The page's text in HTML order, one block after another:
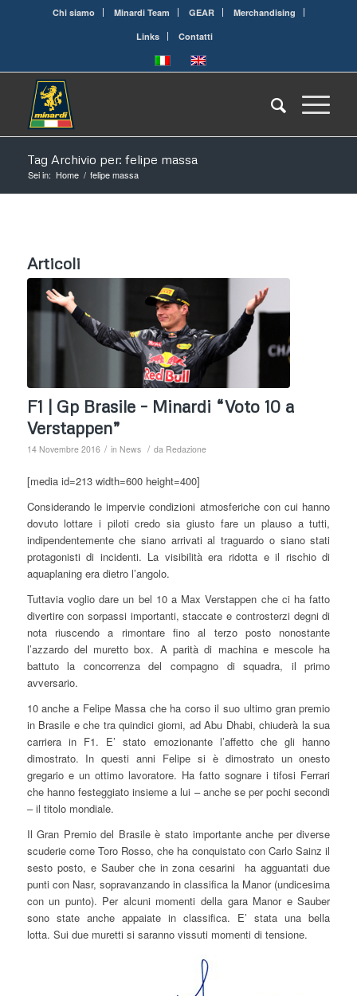
Chi siamo Minardi Team GEAR
Merchandising
Links
Contatti
Tag Archivio per: felipe massa
Sei in: Home / felipe massa
Articoli
F1 | Gp Brasile – Minardi “Voto 10 a
Verstappen”
14 Novembre 2016 / in News / da Redazione
[media id=213 width=600 height=400]
Considerando le impervie condizioni atmosferiche con cui hanno
dovuto lottare i piloti credo sia giusto fare un plauso a tutti,
indipendentemente che siano arrivati al traguardo o siano stati
protagonisti di incidenti. La visibilità era ridotta e il rischio di
aquaplaning era dietro l’angolo.
Tuttavia voglio dare un bel 10 a Max Verstappen che ci ha fatto
divertire con sorpassi importanti, staccate e controsterzi degni di
nota riuscendo a rimontare fino al terzo posto nonostante
l’azzardo del muretto box. A parità di machina e mescole ha
battuto la concorrenza del compagno di squadra, il primo
avversario.
10 anche a Felipe Massa che ha corso il suo ultimo gran premio
in Brasile e che tra quindici giorni, ad Abu Dhabi, chiuderà la sua
carriera in F1. E’ stato emozionante l’affetto che gli hanno
dimostrato. In questi anni Felipe si è dimostrato un onesto
gregario e un ottimo lavoratore. Ha fatto sognare i tifosi Ferrari
che hanno festeggiato insieme a lui – anche se per pochi secondi
– il titolo mondiale.
Il Gran Premio del Brasile è stato importante anche per diverse
scuderie come Toro Rosso, che ha conquistato con Carlo Sainz il
sesto posto, e Sauber che in zona cesarini ha agguantati due
punti con Nasr, sopravanzando in classifica la Manor (undicesima
con un punto). Per alcuni momenti della gara Manor e Sauber
sono state anche appaiate in classifica. E’ stata una bella
lotta. Sui due muretti si saranno vissuti momenti di tensione.